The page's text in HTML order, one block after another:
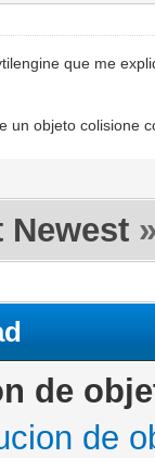
que me
un objeto colisione
Newest
de
de